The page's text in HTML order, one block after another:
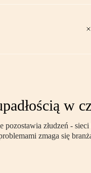
w
złudzeń -
zmaga się